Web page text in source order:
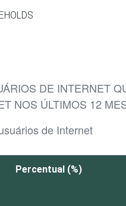
DE INTERNET
NOS ÚLTIMOS 12
de Internet
Percentual (%)